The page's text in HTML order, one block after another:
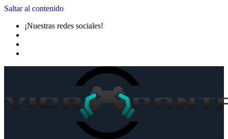
Saltar al contenido
¡Nuestras redes sociales!